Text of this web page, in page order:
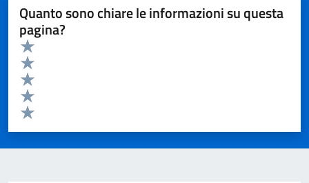
Quanto sono chiare le informazioni su questa
pagina?
Valuta da 1 a 5 stelle la pagina
Valuta 5 stelle su 5
Valuta 4 stelle su 5
Valuta 3 stelle su 5
Valuta 2 stelle su 5
Valuta 1 stelle su 5